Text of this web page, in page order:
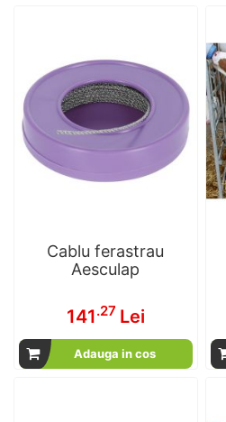
Cablu ferastrau
Aesculap
141.27 Lei
Adauga in cos